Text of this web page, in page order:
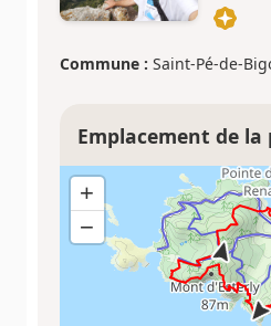
Commune : Saint-Pé-de-
Emplacement de la
+
−